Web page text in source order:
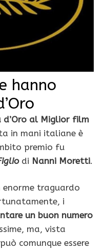
hanno
d’Oro al Miglior film
in mani italiane è
premio fu
di Nanni Moretti.
enorme traguardo
i
un buon numero
ma, vista
comunque essere